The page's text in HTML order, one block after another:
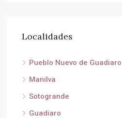
Localidades
Pueblo Nuevo de Guadiaro
Manilva
Sotogrande
Guadiaro